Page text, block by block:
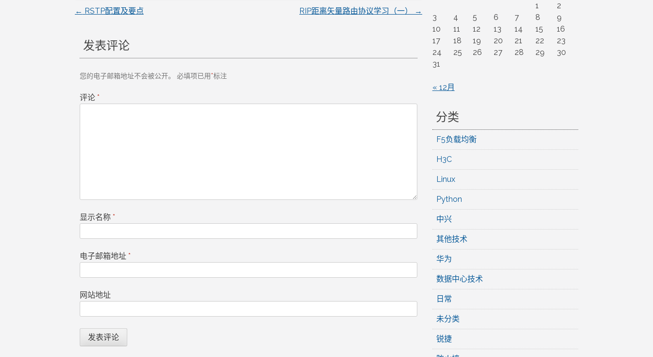
文
章
导
← RSTP配置及要点 RIP距离矢量路由协议学习（一） →
发表评论
您的电子邮箱地址不会被公开。 必填项已用*标注
评论 *
显示名称 *
电子邮箱地址 *
网站地址
1
2
3
4 5 6 7 8
9
10
11 12 13 14 15
16
17
18 19 20 21 22
23
24
25 26 27 28 29
30
31
« 12月
分类
F5负载均衡
H3C
Linux
Python
中兴
其他技术
华为
数据中心技术
日常
未分类
锐捷